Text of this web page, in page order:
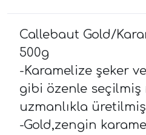
Callebaut Gold/
500g
-Karamelize şeker
gibi özenle seçilmiş
uzmanlıkla
-Gold,zengin